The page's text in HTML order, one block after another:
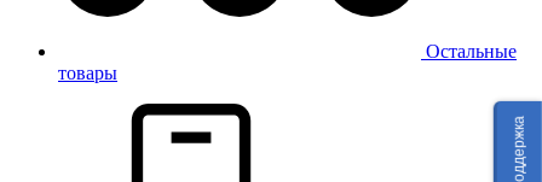
Остальные
товары